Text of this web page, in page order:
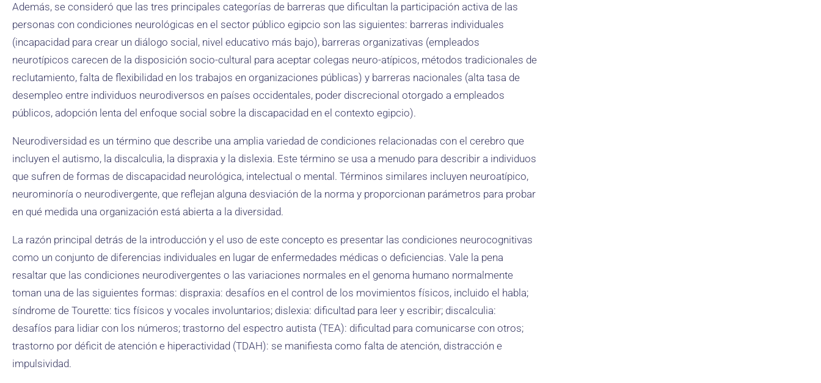
Además, se consideró que las tres principales categorías de barreras que dificultan la participación activa de las
personas con condiciones neurológicas en el sector público egipcio son las siguientes: barreras individuales
(incapacidad para crear un diálogo social, nivel educativo más bajo), barreras organizativas (empleados
neurotípicos carecen de la disposición socio-cultural para aceptar colegas neuro-atípicos, métodos tradicionales de
reclutamiento, falta de flexibilidad en los trabajos en organizaciones públicas) y barreras nacionales (alta tasa de
desempleo entre individuos neurodiversos en países occidentales, poder discrecional otorgado a empleados
públicos, adopción lenta del enfoque social sobre la discapacidad en el contexto egipcio).
Neurodiversidad es un término que describe una amplia variedad de condiciones relacionadas con el cerebro que
incluyen el autismo, la discalculia, la dispraxia y la dislexia. Este término se usa a menudo para describir a individuos
que sufren de formas de discapacidad neurológica, intelectual o mental. Términos similares incluyen neuroatípico,
neurominoría o neurodivergente, que reflejan alguna desviación de la norma y proporcionan parámetros para probar
en qué medida una organización está abierta a la diversidad.
La razón principal detrás de la introducción y el uso de este concepto es presentar las condiciones neurocognitivas
como un conjunto de diferencias individuales en lugar de enfermedades médicas o deficiencias. Vale la pena
resaltar que las condiciones neurodivergentes o las variaciones normales en el genoma humano normalmente
toman una de las siguientes formas: dispraxia: desafíos en el control de los movimientos físicos, incluido el habla;
síndrome de Tourette: tics físicos y vocales involuntarios; dislexia: dificultad para leer y escribir; discalculia:
desafíos para lidiar con los números; trastorno del espectro autista (TEA): dificultad para comunicarse con otros;
trastorno por déficit de atención e hiperactividad (TDAH): se manifiesta como falta de atención, distracción e
impulsividad.